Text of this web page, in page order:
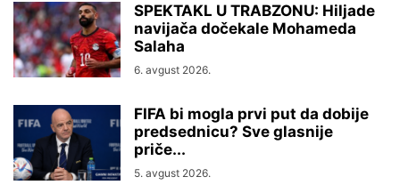
SPEKTAKL U TRABZONU: Hiljade
navijača dočekale Mohameda
Salaha
6. avgust 2026.
FIFA bi mogla prvi put da dobije
predsednicu? Sve glasnije
priče...
5. avgust 2026.